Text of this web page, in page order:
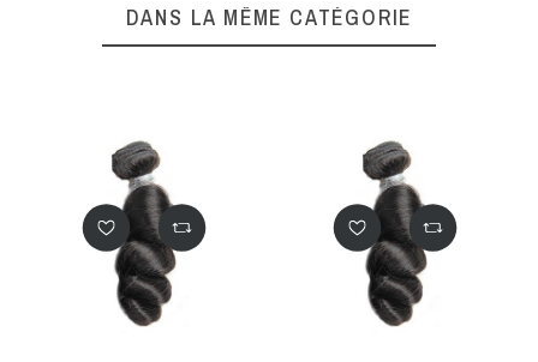
DANS LA MÊME CATÉGORIE